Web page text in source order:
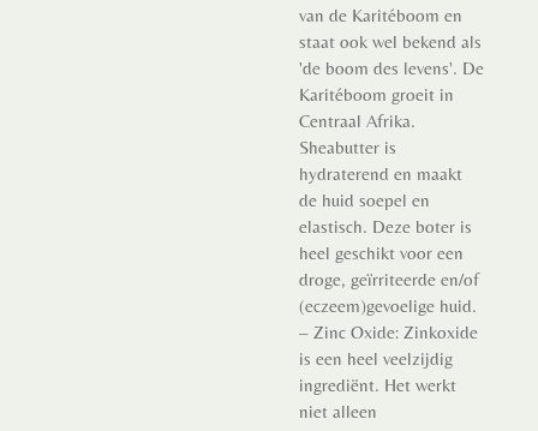
van de Karitéboom en
staat ook wel bekend als
'de boom des levens'. De
Karitéboom groeit in
Centraal Afrika.
Sheabutter is
hydraterend en maakt
de huid soepel en
elastisch. Deze boter is
heel geschikt voor een
droge, geïrriteerde en/of
(eczeem)gevoelige huid.
– Zinc Oxide: Zinkoxide
is een heel veelzijdig
ingrediënt. Het werkt
niet alleen